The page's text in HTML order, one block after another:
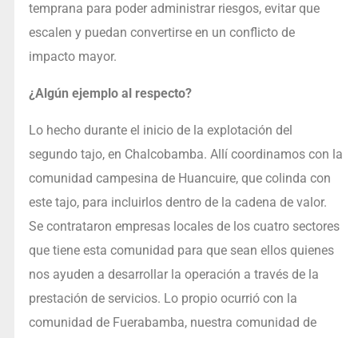
temprana para poder administrar riesgos, evitar que
escalen y puedan convertirse en un conflicto de
impacto mayor.
¿Algún ejemplo al respecto?
Lo hecho durante el inicio de la explotación del
segundo tajo, en Chalcobamba. Allí coordinamos con la
comunidad campesina de Huancuire, que colinda con
este tajo, para incluirlos dentro de la cadena de valor.
Se contrataron empresas locales de los cuatro sectores
que tiene esta comunidad para que sean ellos quienes
nos ayuden a desarrollar la operación a través de la
prestación de servicios. Lo propio ocurrió con la
comunidad de Fuerabamba, nuestra comunidad de